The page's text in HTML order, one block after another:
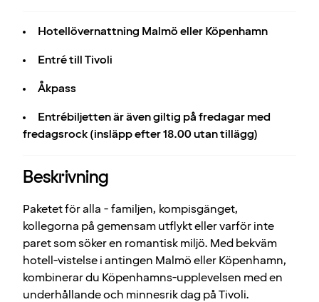
Hotellövernattning Malmö eller Köpenhamn
Entré till Tivoli
Åkpass
Entrébiljetten är även giltig på fredagar med
fredagsrock (insläpp efter 18.00 utan tillägg)
Beskrivning
Paketet för alla - familjen, kompisgänget,
kollegorna på gemensam utflykt eller varför inte
paret som söker en romantisk miljö. Med bekväm
hotell-vistelse i antingen Malmö eller Köpenhamn,
kombinerar du Köpenhamns-upplevelsen med en
underhållande och minnesrik dag på Tivoli.